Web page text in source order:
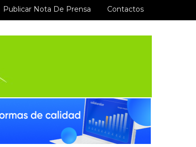
Publicar Nota De Prensa Contactos